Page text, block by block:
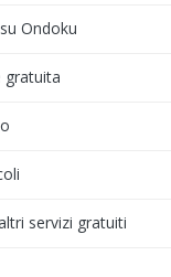
Ondoku
gratuita
servizi gratuiti